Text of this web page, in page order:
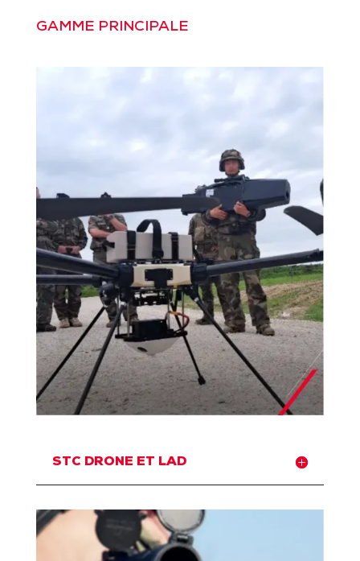
GAMME PRINCIPALE
STC DRONE ET LAD